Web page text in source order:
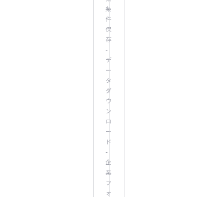
条
件
保
存
-
デ
ー
タ
ダ
ウ
ン
ロ
ー
ド
-
企
業
フ
ォ